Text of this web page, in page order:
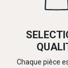
Chaque pièce